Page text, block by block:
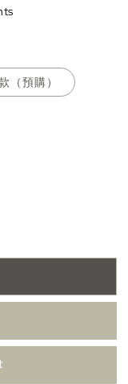
（預購）